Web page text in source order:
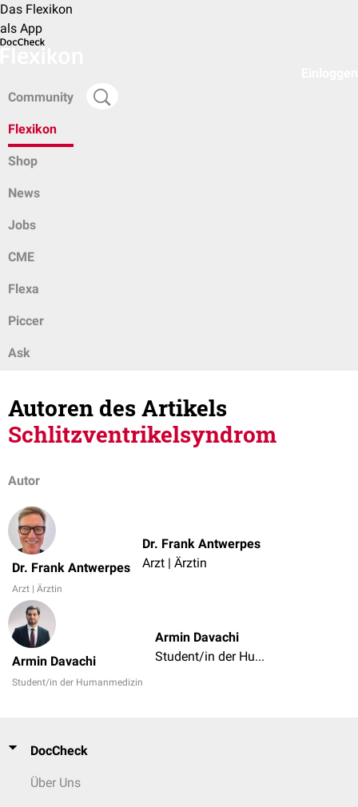
Das Flexikon
als App
Community
Flexikon
Shop
News
Jobs
CME
Flexa
Piccer
Ask
Autoren des Artikels
Schlitzventrikelsyndrom
Autor
Dr. Frank Antwerpes
Arzt | Ärztin
Dr. Frank Antwerpes
Arzt | Ärztin
Armin Davachi
Student/in der Humanmedizin
Armin Davachi
Student/in der Humanmedizin
DocCheck
Über Uns